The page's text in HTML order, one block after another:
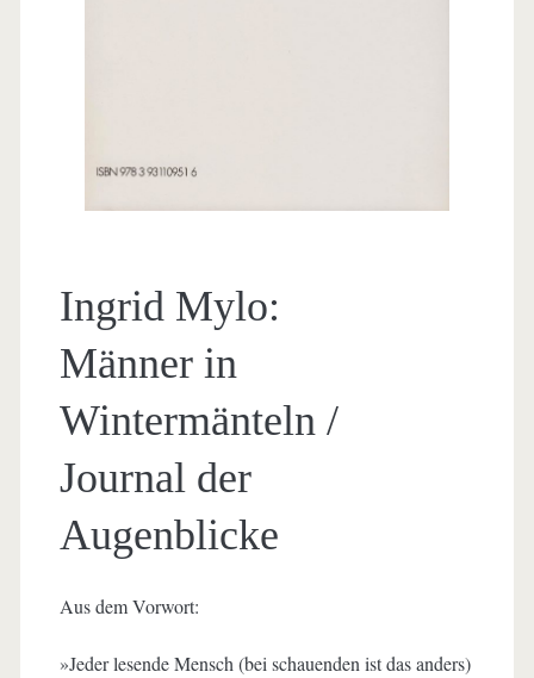
Ingrid Mylo:
Männer in
Wintermänteln /
Journal der
Augenblicke
Aus dem Vorwort:
»Jeder lesende Mensch (bei schauenden ist das anders)